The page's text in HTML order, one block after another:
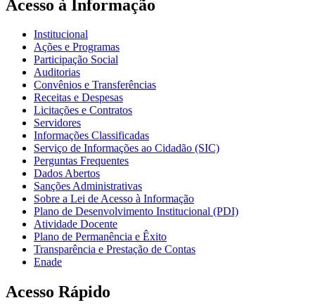
Acesso à Informação
Institucional
Ações e Programas
Participação Social
Auditorias
Convênios e Transferências
Receitas e Despesas
Licitações e Contratos
Servidores
Informações Classificadas
Serviço de Informações ao Cidadão (SIC)
Perguntas Frequentes
Dados Abertos
Sanções Administrativas
Sobre a Lei de Acesso à Informação
Plano de Desenvolvimento Institucional (PDI)
Atividade Docente
Plano de Permanência e Êxito
Transparência e Prestação de Contas
Enade
Acesso Rápido